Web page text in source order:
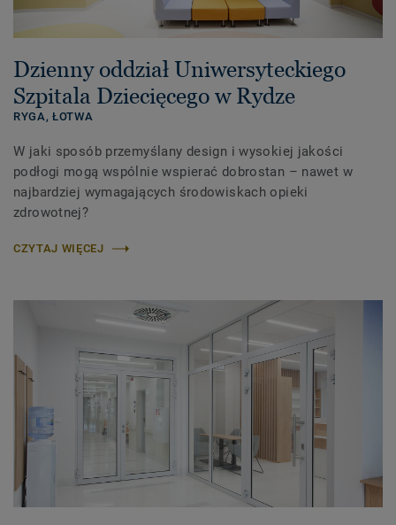
Dzienny oddział Uniwersyteckiego
Szpitala Dziecięcego w Rydze
RYGA, ŁOTWA
W jaki sposób przemyślany design i wysokiej jakości
podłogi mogą wspólnie wspierać dobrostan – nawet w
najbardziej wymagających środowiskach opieki
zdrowotnej?
CZYTAJ WIĘCEJ